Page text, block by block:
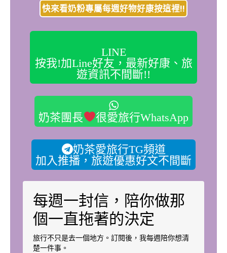
快來看奶粉專屬每週好物好康按這裡!!
LINE
按我!加Line好友，最新好康、旅
遊資訊不間斷!!
奶茶團長 很愛旅行WhatsApp
奶茶愛旅行TG頻道
加入推播，旅遊優惠好文不間斷
每週一封信，陪你做那
個一直拖著的決定
旅行不只是去一個地方。訂閱後，我每週陪你想清
楚一件事。